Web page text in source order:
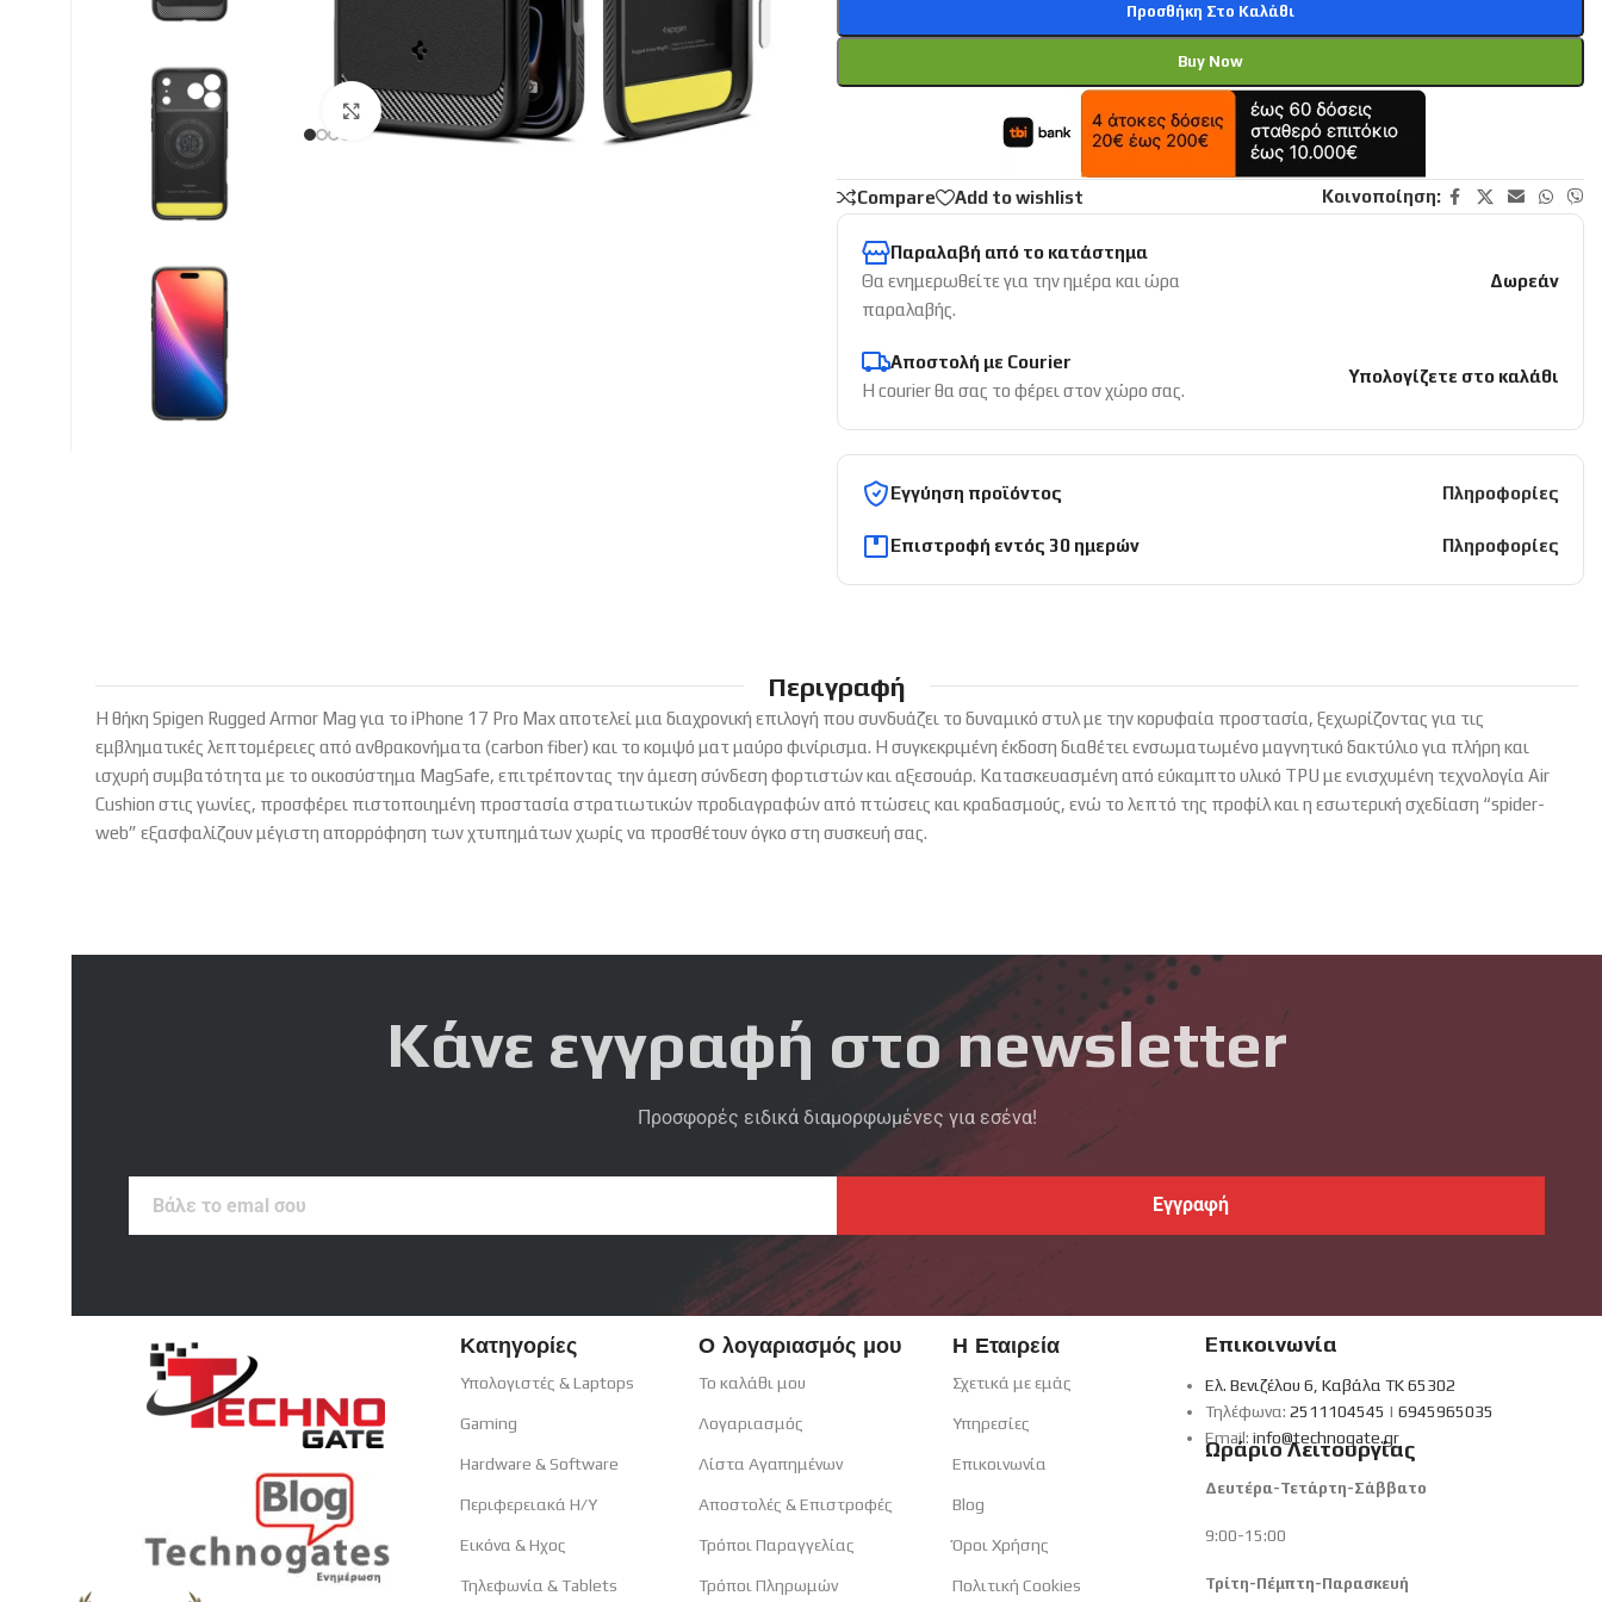
Click to enlarge
Προσθήκη Στο Καλάθι
Buy Now
Compare Add to wishlist Κοινοποίηση:
Παραλαβή από το κατάστημα
Θα ενημερωθείτε για την ημέρα και ώρα
παραλαβής.
Δωρεάν
Αποστολή με Courier
Η courier θα σας το φέρει στον χώρο σας.
Υπολογίζετε στο καλάθι
Εγγύηση προϊόντος Πληροφορίες
Επιστροφή εντός 30 ημερών Πληροφορίες
Περιγραφή
Η θήκη Spigen Rugged Armor Mag για το iPhone 17 Pro Max αποτελεί μια διαχρονική επιλογή που συνδυάζει το δυναμικό στυλ με την κορυφαία προστασία, ξεχωρίζοντας για τις
εμβληματικές λεπτομέρειες από ανθρακονήματα (carbon fiber) και το κομψό ματ μαύρο φινίρισμα. Η συγκεκριμένη έκδοση διαθέτει ενσωματωμένο μαγνητικό δακτύλιο για πλήρη και
ισχυρή συμβατότητα με το οικοσύστημα MagSafe, επιτρέποντας την άμεση σύνδεση φορτιστών και αξεσουάρ. Κατασκευασμένη από εύκαμπτο υλικό TPU με ενισχυμένη τεχνολογία Air
Cushion στις γωνίες, προσφέρει πιστοποιημένη προστασία στρατιωτικών προδιαγραφών από πτώσεις και κραδασμούς, ενώ το λεπτό της προφίλ και η εσωτερική σχεδίαση “spider-
web” εξασφαλίζουν μέγιστη απορρόφηση των χτυπημάτων χωρίς να προσθέτουν όγκο στη συσκευή σας.
Κάνε εγγραφή στο newsletter
Προσφορές ειδικά διαμορφωμένες για εσένα!
Κατηγορίες
Υπολογιστές & Laptops
Gaming
Hardware & Software
Περιφερειακά H/Y
Εικόνα & Ηχος
Τηλεφωνία & Tablets
Ο λογαριασμός μου
Το καλάθι μου
Λογαριασμός
Λίστα Αγαπημένων
Αποστολές & Επιστροφές
Τρόποι Παραγγελίας
Τρόποι Πληρωμών
Η Εταιρεία
Σχετικά με εμάς
Υπηρεσίες
Επικοινωνία
Blog
Όροι Χρήσης
Πολιτική Cookies
Επικοινωνία
Ελ. Βενιζέλου 6, Καβάλα ΤΚ 65302
Τηλέφωνα: 2511104545 | 6945965035
Email: info@technogate.gr
Ωράριο Λειτουργίας
Δευτέρα-Τετάρτη-Σάββατο
9:00-15:00
Τρίτη-Πέμπτη-Παρασκευή